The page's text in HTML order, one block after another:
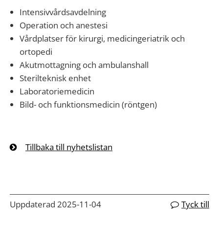
Intensivvårdsavdelning
Operation och anestesi
Vårdplatser för kirurgi, medicingeriatrik och
ortopedi
Akutmottagning och ambulanshall
Sterilteknisk enhet
Laboratoriemedicin
Bild- och funktionsmedicin (röntgen)
Tillbaka till nyhetslistan
Uppdaterad 2025-11-04 Tyck till